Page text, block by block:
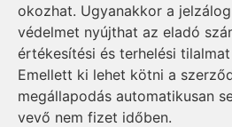
okozhat. Ugyanakkor a
védelmet nyújthat az eladó
értékesítési és terhelési
Emellett ki lehet kötni a
megállapodás automatikusan
vevő nem fizet időben.